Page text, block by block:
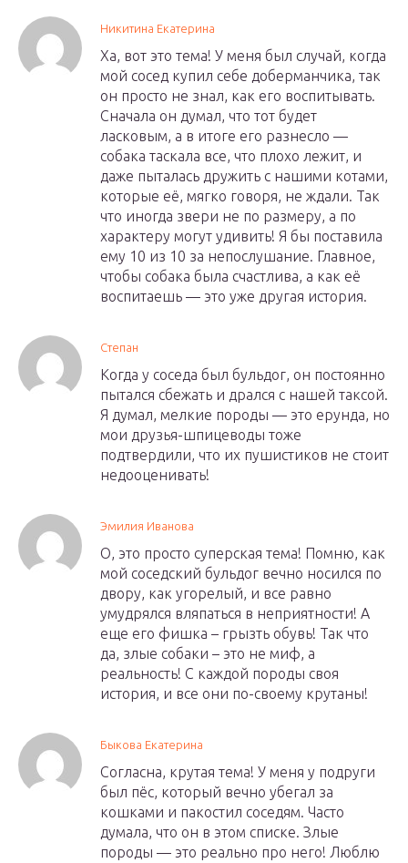
Никитина Екатерина
Ха, вот это тема! У меня был случай, когда
мой сосед купил себе доберманчика, так
он просто не знал, как его воспитывать.
Сначала он думал, что тот будет
ласковым, а в итоге его разнесло —
собака таскала все, что плохо лежит, и
даже пыталась дружить с нашими котами,
которые её, мягко говоря, не ждали. Так
что иногда звери не по размеру, а по
характеру могут удивить! Я бы поставила
ему 10 из 10 за непослушание. Главное,
чтобы собака была счастлива, а как её
воспитаешь — это уже другая история.
Степан
Когда у соседа был бульдог, он постоянно
пытался сбежать и дрался с нашей таксой.
Я думал, мелкие породы — это ерунда, но
мои друзья-шпицеводы тоже
подтвердили, что их пушистиков не стоит
недооценивать!
Эмилия Иванова
О, это просто суперская тема! Помню, как
мой соседский бульдог вечно носился по
двору, как угорелый, и все равно
умудрялся вляпаться в неприятности! А
еще его фишка – грызть обувь! Так что
да, злые собаки – это не миф, а
реальность! С каждой породы своя
история, и все они по-своему крутаны!
Быкова Екатерина
Согласна, крутая тема! У меня у подруги
был пёс, который вечно убегал за
кошками и пакостил соседям. Часто
думала, что он в этом списке. Злые
породы — это реально про него! Люблю